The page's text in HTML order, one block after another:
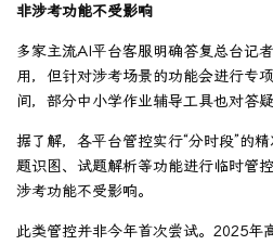
非涉考功能不受影响
多家主流AI平台客服明确答复总台记
用，但针对涉考场景的功能会进行专
间，部分中小学作业辅导工具也对答
据了解，各平台管控实行“分时段”的
题识图、试题解析等功能进行临时管
涉考功能不受影响。
此类管控并非今年首次尝试。2025年